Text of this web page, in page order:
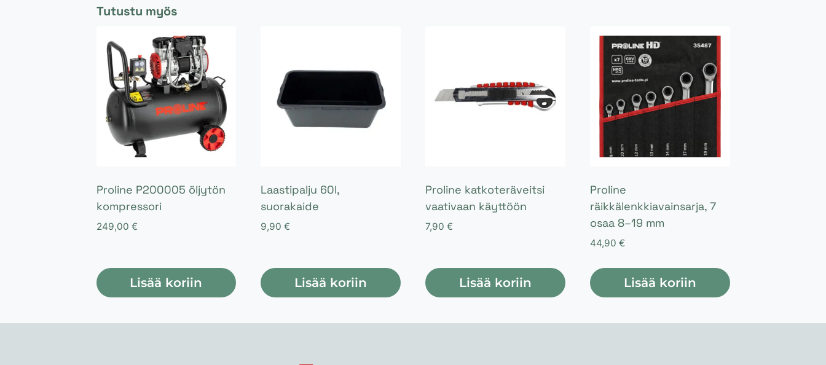
Tutustu myös
Proline P200005 öljytön
kompressori
249,00 €
Lisää koriin
Laastipalju 60l,
suorakaide
9,90€
Lisää koriin
Proline katkoteräveitsi
vaativaan käyttöön
7,90 €
Lisää koriin
Proline
räikkälenkkiavainsarja, 7
osaa 8–19 mm
44,90 €
Lisää koriin